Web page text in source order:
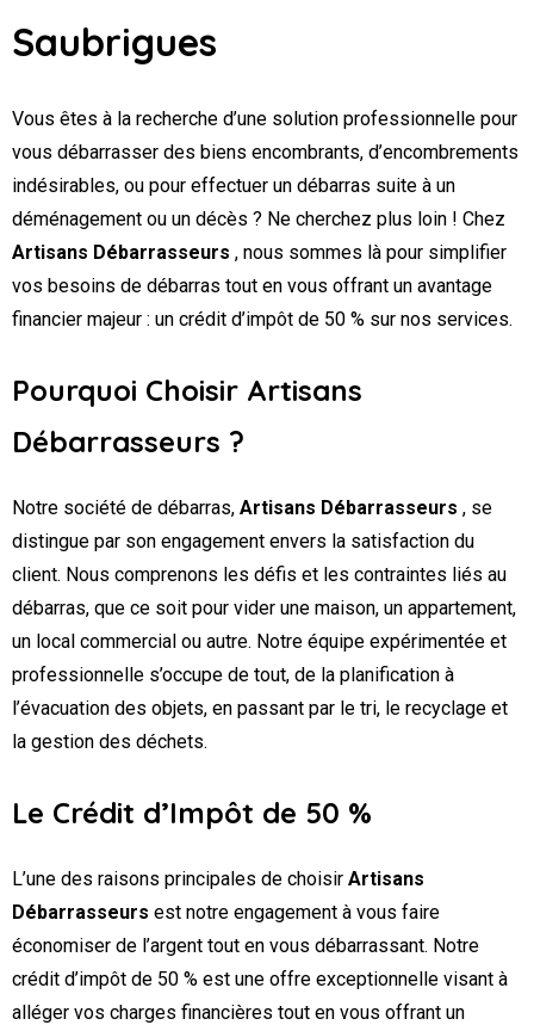
Saubrigues
Vous êtes à la recherche d’une solution professionnelle pour
vous débarrasser des biens encombrants, d’encombrements
indésirables, ou pour effectuer un débarras suite à un
déménagement ou un décès ? Ne cherchez plus loin ! Chez
Artisans Débarrasseurs , nous sommes là pour simplifier
vos besoins de débarras tout en vous offrant un avantage
financier majeur : un crédit d’impôt de 50 % sur nos services.
Pourquoi Choisir Artisans
Débarrasseurs ?
Notre société de débarras, Artisans Débarrasseurs , se
distingue par son engagement envers la satisfaction du
client. Nous comprenons les défis et les contraintes liés au
débarras, que ce soit pour vider une maison, un appartement,
un local commercial ou autre. Notre équipe expérimentée et
professionnelle s’occupe de tout, de la planification à
l’évacuation des objets, en passant par le tri, le recyclage et
la gestion des déchets.
Le Crédit d’Impôt de 50 %
L’une des raisons principales de choisir Artisans
Débarrasseurs est notre engagement à vous faire
économiser de l’argent tout en vous débarrassant. Notre
crédit d’impôt de 50 % est une offre exceptionnelle visant à
alléger vos charges financières tout en vous offrant un